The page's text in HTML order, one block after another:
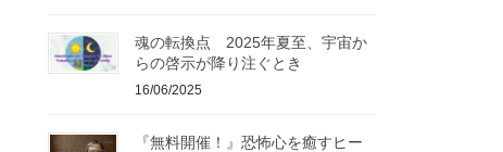
魂の転換点 2025年夏至、宇宙か
らの啓示が降り注ぐとき
16/06/2025
『無料開催！』恐怖心を癒すヒー